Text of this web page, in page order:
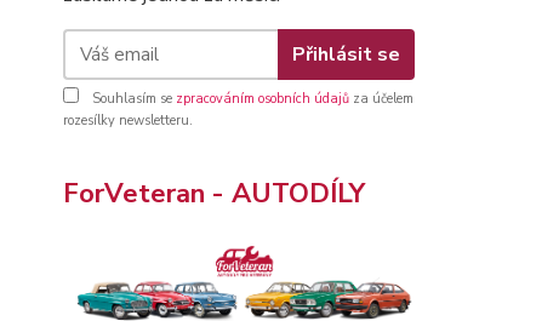
Přihlásit se
Souhlasím se zpracováním osobních údajů za účelem
rozesílky newsletteru.
ForVeteran - AUTODÍLY